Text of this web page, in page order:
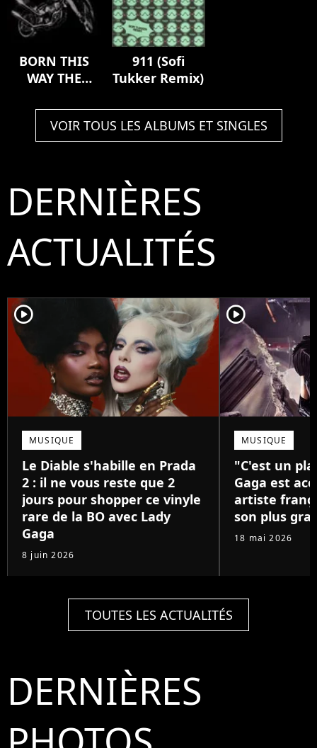
BORN THIS
WAY THE
ANNIVERSARY
911 (Sofi
Tukker Remix)
VOIR TOUS LES ALBUMS ET SINGLES
DERNIÈRES
ACTUALITÉS
player2
MUSIQUE
Le Diable s'habille en Prada
2 : il ne vous reste que 2
jours pour shopper ce vinyle
rare de la BO avec Lady
Gaga
8 juin 2026
player2
MUSIQUE
"C'est un
Gaga est
artiste
son plus
18 mai 2026
TOUTES LES ACTUALITÉS
DERNIÈRES